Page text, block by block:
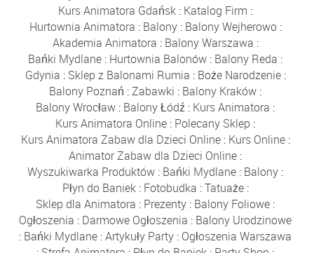
Kurs Animatora Gdańsk : Katalog Firm :
Hurtownia Animatora : Balony: Balony Wejherowo:
Akademia Animatora : Balony Warszawa :
Bańki Mydlane : Hurtownia Balonów : Balony Reda :
Gdynia : Sklep z Balonami Rumia : Boże Narodzenie:
Balony Poznań :Zabawki : Balony Kraków :
Balony Wrocław : Balony Łódź : Kurs Animatora :
Kurs Animatora Online : Polecany Sklep :
Kurs Animatora Zabaw dla Dzieci Online: Kurs Online:
Animator Zabaw dla Dzieci Online :
Wyszukiwarka Produktów : Bańki Mydlane : Balony :
Płyn do Baniek: Fotobudka :Tatuaże:
Sklep dla Animatora : Prezenty : Balony Foliowe :
Ogłoszenia : Darmowe Ogłoszenia : Balony Urodzinowe
: Bańki Mydlane :Artykuły Party : Ogłoszenia Warszawa